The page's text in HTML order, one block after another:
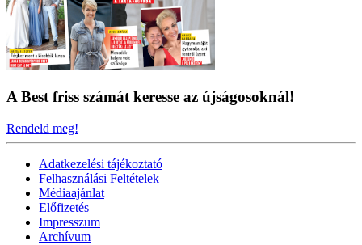
A Best friss számát keresse az újságosoknál!
Rendeld meg!
Adatkezelési tájékoztató
Felhasználási Feltételek
Médiaajánlat
Előfizetés
Impresszum
Archívum